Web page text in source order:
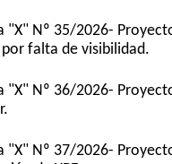
"X" Nº 35/2026-
falta de visibilidad.
"X" Nº 36/2026-
"X" Nº 37/2026-